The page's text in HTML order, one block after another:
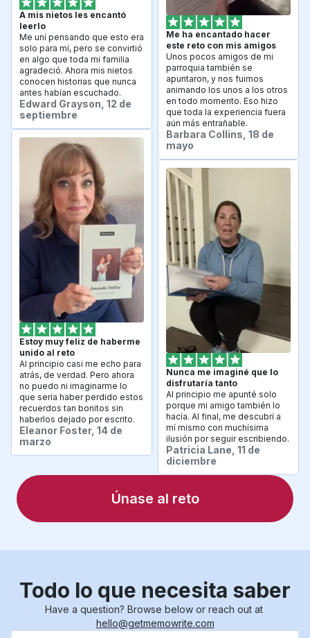
A mis nietos les encantó
leerlo
Me uní pensando que esto era
solo para mí, pero se convirtió
en algo que toda mi familia
agradeció. Ahora mis nietos
conocen historias que nunca
antes habían escuchado.
Edward Grayson, 12 de
septiembre
Estoy muy feliz de haberme
unido al reto
Al principio casi me echo para
atrás, de verdad. Pero ahora
no puedo ni imaginarme lo
que sería haber perdido estos
recuerdos tan bonitos sin
haberlos dejado por escrito.
Eleanor Foster, 14 de
marzo
Me ha encantado hacer
este reto con mis amigos
Unos pocos amigos de mi
parroquia también se
apuntaron, y nos fuimos
animando los unos a los otros
en todo momento. Eso hizo
que toda la experiencia fuera
aún más entrañable.
Barbara Collins, 18 de
mayo
Nunca me imaginé que lo
disfrutaría tanto
Al principio me apunté solo
porque mi amigo también lo
hacía. Al final, me descubrí a
mí mismo con muchísima
ilusión por seguir escribiendo.
Patricia Lane, 11 de
diciembre
Únase al reto
Todo lo que necesita saber
Have a question? Browse below or reach out at
hello@getmemowrite.com